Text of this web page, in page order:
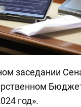
заседании
год».